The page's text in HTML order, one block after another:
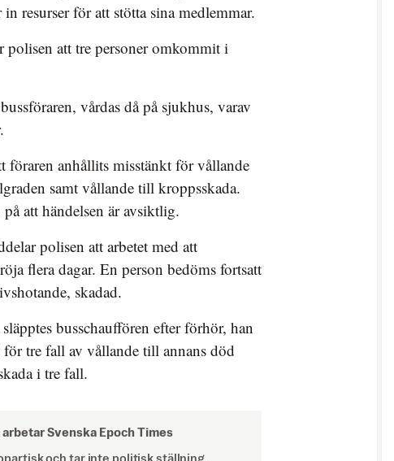
in resurser för att stötta sina medlemmar.
att tre personer omkommit i
vårdas då på sjukhus, varav
föraren anhållits misstänkt för vållande
samt vållande till kroppsskada.
att händelsen är avsiktlig.
polisen att arbetet med att
flera dagar. En person bedöms fortsatt
skadad.
busschauffören efter förhör, han
tre fall av vållande till annans död
i tre fall.
arbetar Svenska Epoch Times